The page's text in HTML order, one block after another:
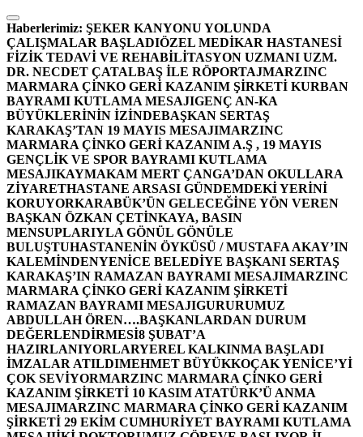
İçeriğe
atla
Haberlerimiz: ŞEKER KANYONU YOLUNDA
ÇALIŞMALAR BAŞLADIÖZEL MEDİKAR HASTANESİ
FİZİK TEDAVİ VE REHABİLİTASYON UZMANI UZM.
DR. NECDET ÇATALBAŞ İLE RÖPORTAJMARZINC
MARMARA ÇİNKO GERİ KAZANIM ŞİRKETİ KURBAN
BAYRAMI KUTLAMA MESAJIGENÇ AN-KA
BÜYÜKLERİNİN İZİNDEBAŞKAN SERTAŞ
KARAKAŞ’TAN 19 MAYIS MESAJIMARZINC
MARMARA ÇİNKO GERİ KAZANIM A.Ş , 19 MAYIS
GENÇLİK VE SPOR BAYRAMI KUTLAMA
MESAJIKAYMAKAM MERT ÇANGA’DAN OKULLARA
ZİYARETHASTANE ARSASI GÜNDEMDEKİ YERİNİ
KORUYORKARABÜK’ÜN GELECEĞİNE YÖN VEREN
BAŞKAN ÖZKAN ÇETİNKAYA, BASIN
MENSUPLARIYLA GÖNÜL GÖNÜLE
BULUŞTUHASTANENİN ÖYKÜSÜ / MUSTAFA AKAY’IN
KALEMİNDENYENİCE BELEDİYE BAŞKANI SERTAŞ
KARAKAŞ’IN RAMAZAN BAYRAMI MESAJIMARZINC
MARMARA ÇİNKO GERİ KAZANIM ŞİRKETİ
RAMAZAN BAYRAMI MESAJIGURURUMUZ
ABDULLAH ÖREN….BAŞKANLARDAN DURUM
DEĞERLENDİRMESİ8 ŞUBAT’A
HAZIRLANIYORLARYEREL KALKINMA BAŞLADI
İMZALAR ATILDIMEHMET BÜYÜKKOÇAK YENİCE’Yİ
ÇOK SEVİYORMARZINC MARMARA ÇİNKO GERİ
KAZANIM ŞİRKETİ 10 KASIM ATATÜRK’Ü ANMA
MESAJIMARZINC MARMARA ÇİNKO GERİ KAZANIM
ŞİRKETİ 29 EKİM CUMHURİYET BAYRAMI KUTLAMA